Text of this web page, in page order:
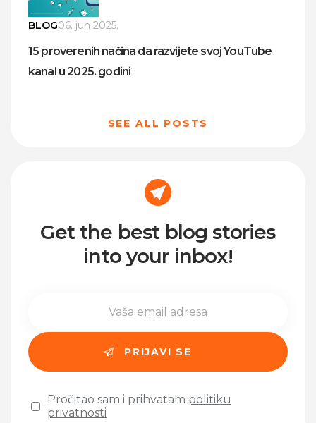
BLOG06. jun 2025.
15 proverenih načina da razvijete svoj YouTube
kanal u 2025. godini
SEE ALL POSTS
Get the best blog stories
into your inbox!
Pročitao sam i prihvatam politiku
privatnosti